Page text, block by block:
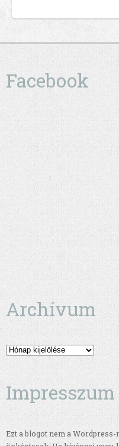
Facebook
Archívum
Archívum
Impresszum
Ezt a blogot nem a